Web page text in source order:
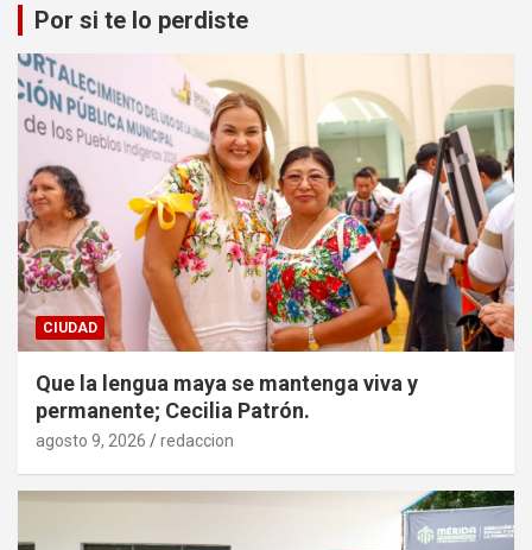
Por si te lo perdiste
CIUDAD
Que la lengua maya se mantenga viva y
permanente; Cecilia Patrón.
agosto 9, 2026 redaccion